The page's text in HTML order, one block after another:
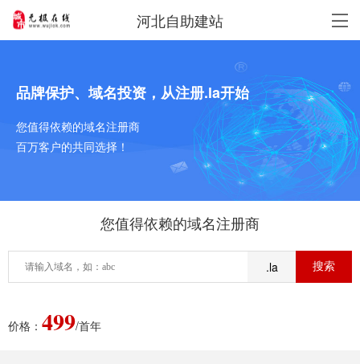
河北自助建站
品牌保护、域名投资，从注册.la开始
您值得依赖的域名注册商
百万客户的共同选择！
您值得依赖的域名注册商
.la
价格： 499/首年